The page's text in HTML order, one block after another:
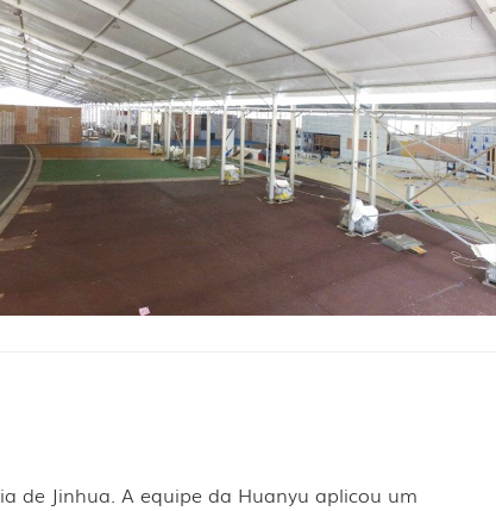
de Jinhua. A equipe da Huanyu aplicou um